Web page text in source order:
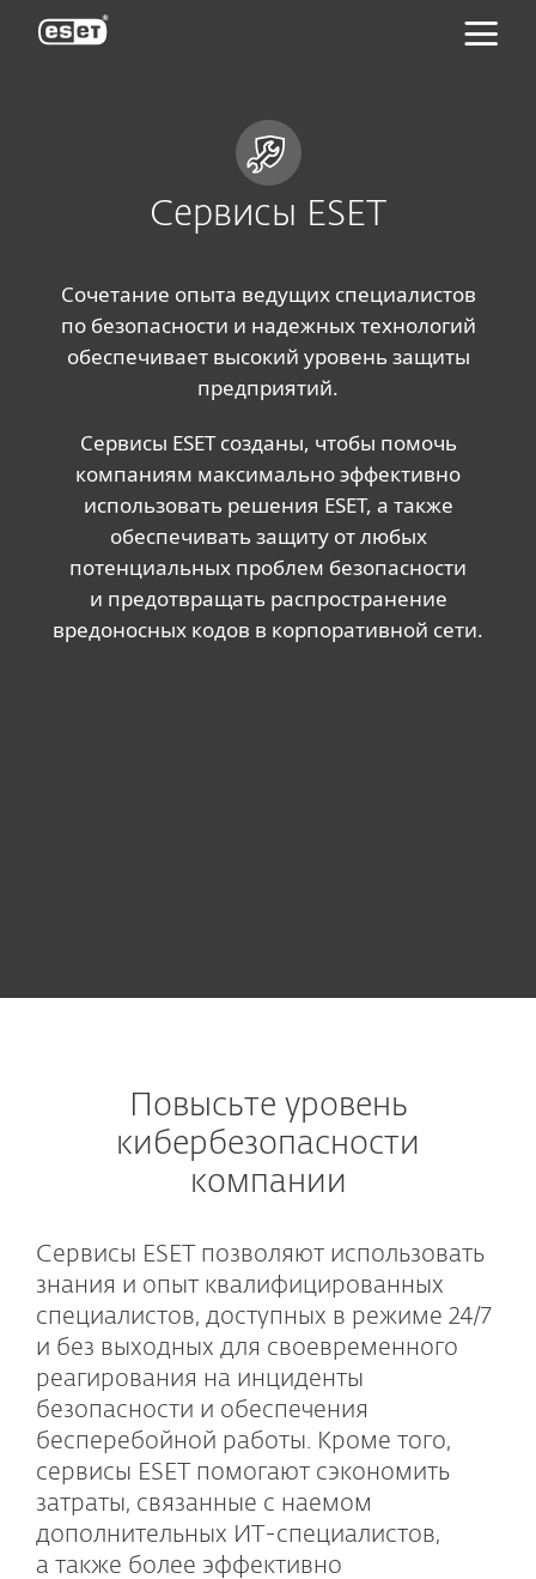
Сервисы ESET
Сочетание опыта ведущих специалистов
по безопасности и надежных технологий
обеспечивает высокий уровень защиты
предприятий.
Сервисы ESET созданы, чтобы помочь
компаниям максимально эффективно
использовать решения ESET, а также
обеспечивать защиту от любых
потенциальных проблем безопасности
и предотвращать распространение
вредоносных кодов в корпоративной сети.
Повысьте уровень
кибербезопасности
компании
Сервисы ESET позволяют использовать
знания и опыт квалифицированных
специалистов, доступных в режиме 24/7
и без выходных для своевременного
реагирования на инциденты
безопасности и обеспечения
бесперебойной работы. Кроме того,
сервисы ESET помогают сэкономить
затраты, связанные с наемом
дополнительных ИТ-специалистов,
а также более эффективно
ESET